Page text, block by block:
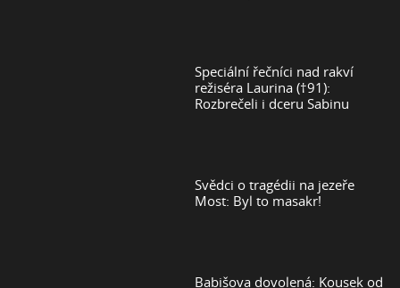
Speciální řečníci nad rakví
režiséra Laurina (†91):
Rozbrečeli i dceru Sabinu
Svědci o tragédii na jezeře
Most: Byl to masakr!
Babišova dovolená: Kousek od